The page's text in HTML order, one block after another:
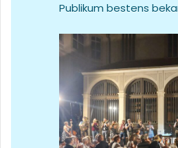
Publikum bestens